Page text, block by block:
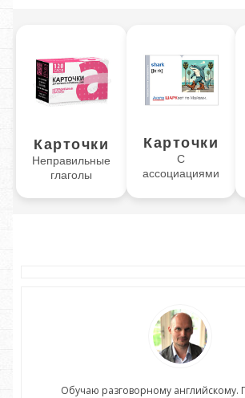
Карточки
Неправильные
глаголы
Карточки
С
ассоциациями
Обучаю разговорному английскому.